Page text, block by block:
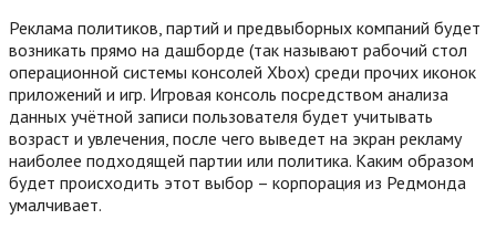
Реклама политиков, партий и предвыборных компаний будет
возникать прямо на дашборде (так называют рабочий стол
операционной системы консолей Xbox) среди прочих иконок
приложений и игр. Игровая консоль посредством анализа
данных учётной записи пользователя будет учитывать
возраст и увлечения, после чего выведет на экран рекламу
наиболее подходящей партии или политика. Каким образом
будет происходить этот выбор – корпорация из Редмонда
умалчивает.